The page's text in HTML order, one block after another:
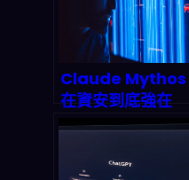
Claude Mythos
在資安到底強在
哪？為何「成本更
出相似效果